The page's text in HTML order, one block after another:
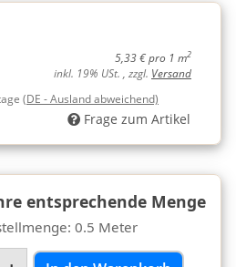
5,33 € pro 1 m2
inkl. 19% USt. , zzgl. Versand
(DE - Ausland abweichend)
Frage zum Artikel
entsprechende Menge
0.5 Meter